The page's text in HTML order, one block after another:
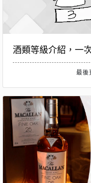
酒類等級介紹，一
最後